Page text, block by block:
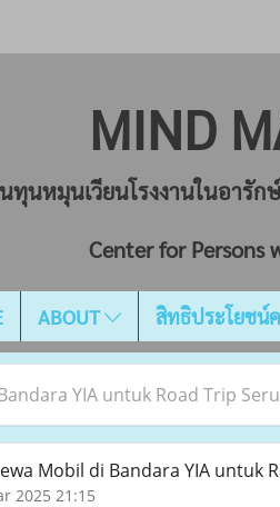
MIND
นทุนหมุนเวียนโรงงานในอา
Center for Persons
ABOUT สิทธิประโยชน์
YIA untuk Road Trip
Mobil di Bandara YIA untuk
2025 21:15